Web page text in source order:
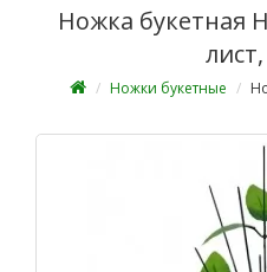
Ножка букетная
Ножки букетные